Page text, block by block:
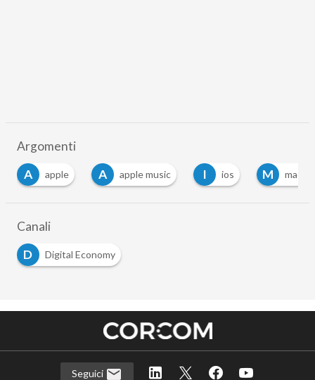
Argomenti
A
apple A apple music I ios M mac
Canali
D
Digital Economy
Seguici